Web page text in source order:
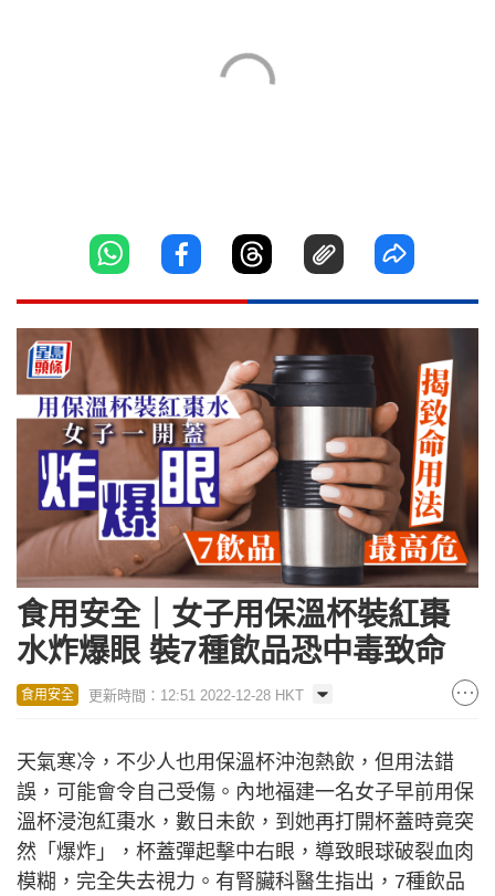
食用安全｜女子用保溫杯裝紅棗
水炸爆眼 裝7種飲品恐中毒致命
食用安全 更新時間：12:51 2022-12-28 HKT
天氣寒冷，不少人也用保溫杯沖泡熱飲，但用法錯
誤，可能會令自己受傷。內地福建一名女子早前用保
溫杯浸泡紅棗水，數日未飲，到她再打開杯蓋時竟突
然「爆炸」，杯蓋彈起擊中右眼，導致眼球破裂血肉
模糊，完全失去視力。有腎臟科醫生指出，7種飲品